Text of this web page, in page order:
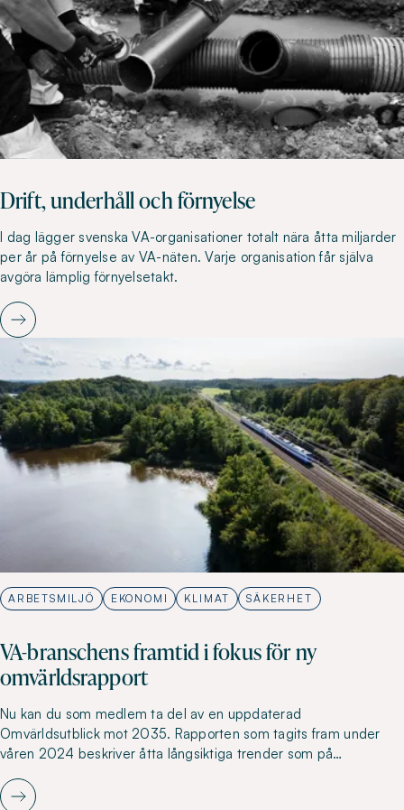
Drift, underhåll och förnyelse
I dag lägger svenska VA-organisationer totalt nära åtta miljarder
per år på förnyelse av VA-näten. Varje organisation får själva
avgöra lämplig förnyelsetakt.
ARBETSMILJÖ EKONOMI KLIMAT SÄKERHET
VA-branschens framtid i fokus för ny
omvärldsrapport
Nu kan du som medlem ta del av en uppdaterad
Omvärldsutblick mot 2035. Rapporten som tagits fram under
våren 2024 beskriver åtta långsiktiga trender som på…